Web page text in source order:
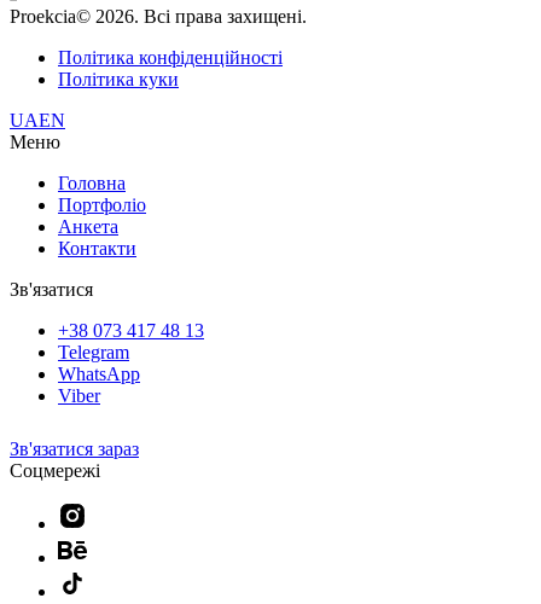
Proekcia© 2026. Всі права захищені.
Політика конфіденційності
Політика куки
UAEN
Меню
Головна
Портфоліо
Анкета
Контакти
Зв'язатися
+38 073 417 48 13
Telegram
WhatsApp
Viber
Зв'язатися зараз
Соцмережі